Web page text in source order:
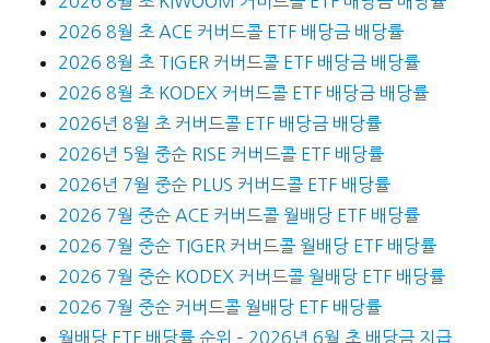
2026 8월 초 ACE 커버드콜 ETF 배당금 배당률
2026 8월 초 TIGER 커버드콜 ETF 배당금 배당률
2026 8월 초 KODEX 커버드콜 ETF 배당금 배당률
2026년 8월 초 커버드콜 ETF 배당금 배당률
2026년 5월 중순 RISE 커버드콜 ETF 배당률
2026년 7월 중순 PLUS 커버드콜 ETF 배당률
2026 7월 중순 ACE 커버드콜 월배당 ETF 배당률
2026 7월 중순 TIGER 커버드콜 월배당 ETF 배당률
2026 7월 중순 KODEX 커버드콜 월배당 ETF 배당률
2026 7월 중순 커버드콜 월배당 ETF 배당률
월배당 ETF 배당률 순위 – 2026년 6월 초 배당금 지급